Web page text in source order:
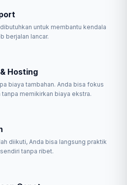
untuk membantu kendala
berjalan lancar.
Hosting
biaya tambahan. Anda bisa fokus
memikirkan biaya ekstra.
diikuti, Anda bisa langsung praktik
tanpa ribet.